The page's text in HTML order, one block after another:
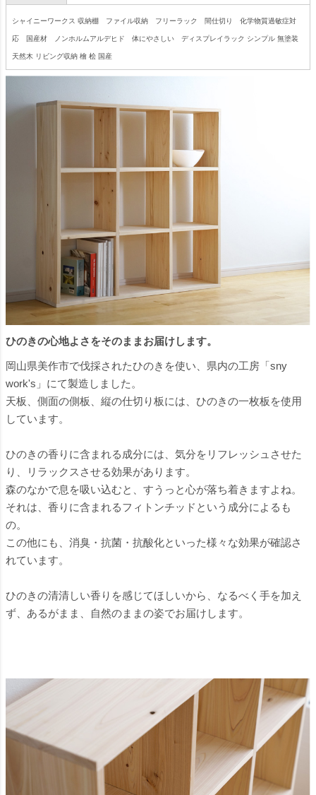
シャイニーワークス 収納棚 ファイル収納 フリーラック 間仕切り 化学物質過敏症対
応 国産材 ノンホルムアルデヒド 体にやさしい ディスプレイラック シンプル 無塗装
天然木 リビング収納 檜 桧 国産
ひのきの心地よさをそのままお届けします。
岡山県美作市で伐採されたひのきを使い、県内の工房「sny
work's」にて製造しました。
天板、側面の側板、縦の仕切り板には、ひのきの一枚板を使用
しています。
ひのきの香りに含まれる成分には、気分をリフレッシュさせた
り、リラックスさせる効果があります。
森のなかで息を吸い込むと、すうっと心が落ち着きますよね。
それは、香りに含まれるフィトンチッドという成分によるも
の。
この他にも、消臭・抗菌・抗酸化といった様々な効果が確認さ
れています。
ひのきの清清しい香りを感じてほしいから、なるべく手を加え
ず、あるがまま、自然のままの姿でお届けします。